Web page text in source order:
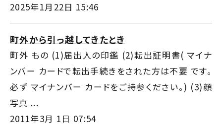
2025年1月22日 15:46
町外から引っ越してきたとき
町外 もの (1)届出人の印鑑 (2)転出証明書( マイナ
ンバー カードで転出手続きをされた方は不要 です。
必ず マイナンバー カードをご持参ください。) (3)顔
写真 ...
2011年3月 1日 07:54